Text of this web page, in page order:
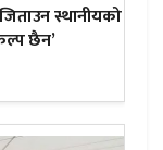
स्थानीयको
छैन’